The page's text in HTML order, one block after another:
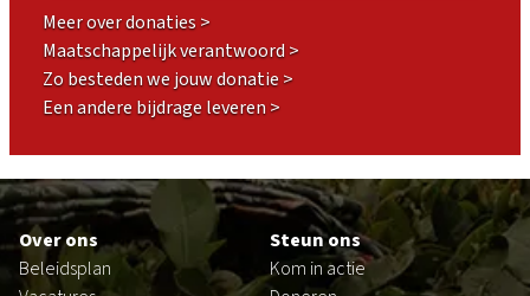
Meer over donaties >
Maatschappelijk verantwoord >
Zo besteden we jouw donatie >
Een andere bijdrage leveren >
Footer
Over ons
Beleidsplan
Steun ons
Kom in actie